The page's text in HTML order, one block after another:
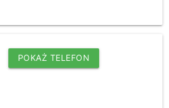
POKAŻ TELEFON